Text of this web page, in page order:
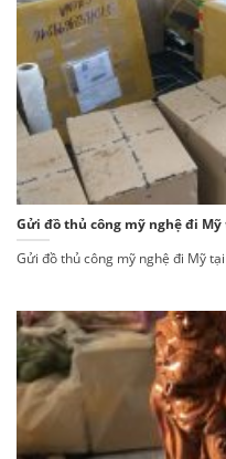
Gửi đồ thủ công mỹ nghệ đi
Gửi đồ thủ công mỹ nghệ đi Mỹ